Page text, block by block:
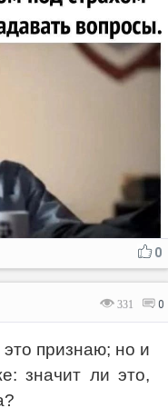
0
331 0
признаю; но и
значит ли это,